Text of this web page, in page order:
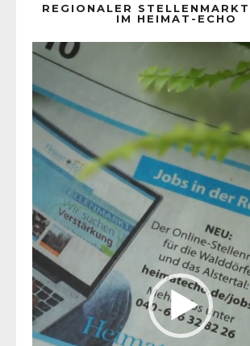
REGIONALER
IM HEIMAT-ECHO
Player